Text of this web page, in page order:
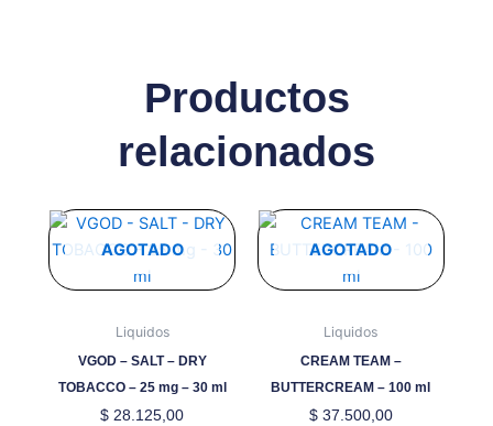
Productos
relacionados
AGOTADO
Liquidos
VGOD – SALT – DRY
TOBACCO – 25 mg – 30 ml
$ 28.125,00
AGOTADO
Liquidos
CREAM TEAM –
BUTTERCREAM – 100 ml
$37.500,00
Este
producto
tiene
variantes.
Las
opciones
se